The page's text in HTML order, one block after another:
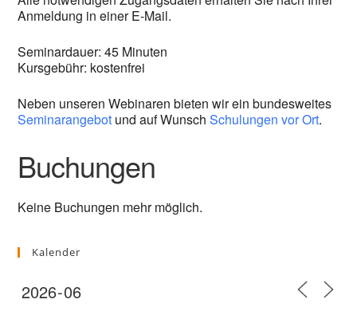
Anmeldung in einer E-Mail.
Seminardauer: 45 Minuten
Kursgebühr: kostenfrei
Neben unseren Webinaren bieten wir ein bundesweites
Seminarangebot und auf WunschSchulungen vor Ort.
Buchungen
Keine Buchungen mehr möglich.
Kalender